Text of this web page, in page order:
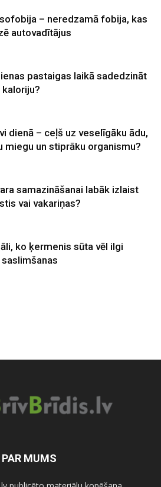
– neredzamā fobija, kas
autovadītājus
pastaigas laikā sadedzināt
kaloriju?
dienā – ceļš uz veselīgāku ādu,
miegu un stiprāku organismu?
samazināšanai labāk izlaist
vai vakariņas?
ko ķermenis sūta vēl ilgi
PAR MUMS